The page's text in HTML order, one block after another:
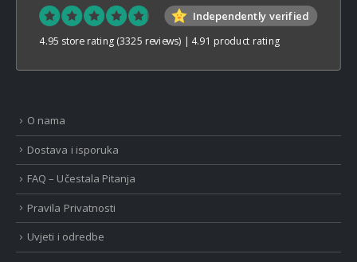
Independently verified
4.95 store rating (3325 reviews) | 4.91 product rating
O nama
Dostava i isporuka
FAQ – Učestala Pitanja
Pravila Privatnosti
Uvjeti i odredbe